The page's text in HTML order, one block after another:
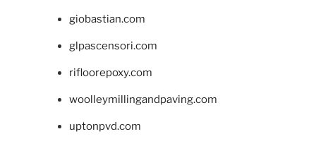
giobastian.com
glpascensori.com
rifloorepoxy.com
woolleymillingandpaving.com
uptonpvd.com